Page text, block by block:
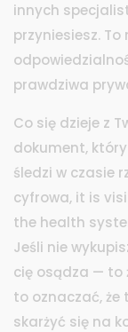
innych
przyniesiesz. To
prawdziwa
Co się dzieje z
dokument,
śledzi w czasie
cyfrowa, it is
the health
Jeśli nie
cię osądza — to
to oznaczać, że
skarżyć się na